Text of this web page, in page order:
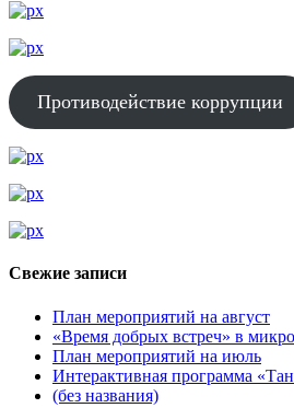
Противодействие коррупции
Свежие записи
План мероприятий на август
«Время добрых встреч» в
План мероприятий на июль
Интерактивная программа
(без названия)